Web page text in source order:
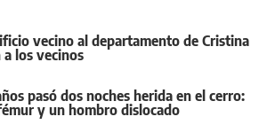
vecino al departamento de Cristina
los vecinos
pasó dos noches herida en el cerro:
y un hombro dislocado